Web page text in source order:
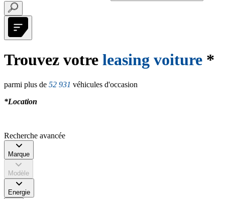
Trouvez votre leasing voiture *
parmi plus de 52 931 véhicules d'occasion
*Location
Recherche avancée
Marque
Modèle
Energie